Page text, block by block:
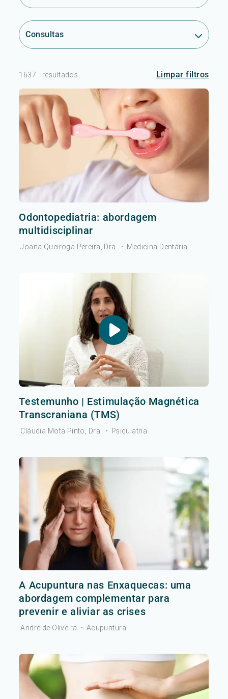
Consultas
1637 resultados Limpar filtros
Odontopediatria: abordagem
multidisciplinar
Joana Queiroga Pereira, Dra. • Medicina Dentária
Testemunho | Estimulação Magnética
Transcraniana (TMS)
Cláudia Mota Pinto, Dra. • Psiquiatria
A Acupuntura nas Enxaquecas: uma
abordagem complementar para
prevenir e aliviar as crises
André de Oliveira • Acupuntura